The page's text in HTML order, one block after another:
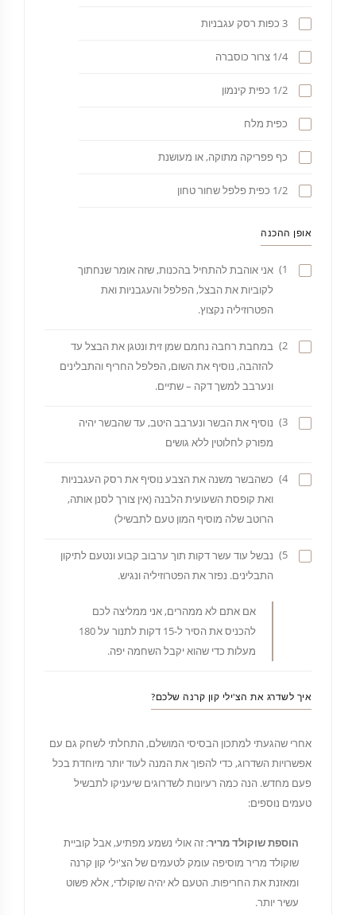
3 כפות רסק עגבניות
1/4 צרור כוסברה
1/2 כפית קינמון
כפית מלח
כף פפריקה מתוקה, או מעושנת
1/2 כפית פלפל שחור טחון
אופן ההכנה
1)
אני אוהבת להתחיל בהכנות, שזה אומר שנחתוך
לקוביות את הבצל, הפלפל והעגבניות ואת
הפטרוזיליה נקצוץ.
2)
במחבת רחבה נחמם שמן זית ונטגן את הבצל עד
להזהבה, נוסיף את השום, הפלפל החריף והתבלינים
ונערבב למשך דקה – שתיים.
3)
נוסיף את הבשר ונערבב היטב, עד שהבשר יהיה
מפורק לחלוטין ללא גושים
4)
כשהבשר משנה את הצבע נוסיף את רסק העגבניות
ואת קופסת השעועית הלבנה (אין צורך לסנן אותה,
הרוטב שלה מוסיף המון טעם לתבשיל)
5)
נבשל עוד עשר דקות תוך ערבוב קבוע ונטעם לתיקון
התבלינים. נפזר את הפטרוזיליה ונגיש.
אם אתם לא ממהרים, אני ממליצה לכם
להכניס את הסיר ל-15 דקות לתנור על 180
מעלות כדי שהוא יקבל השחמה יפה.
איך לשדרג את הצ'ילי קון קרנה שלכם?
אחרי שהגעתי למתכון הבסיסי המושלם, התחלתי לשחק גם עם
אפשרויות השדרוג, כדי להפוך את המנה לעוד יותר מיוחדת בכל
פעם מחדש. הנה כמה רעיונות לשדרוגים שיעניקו לתבשיל
טעמים נוספים:
הוספת שוקולד מריר: זה אולי נשמע מפתיע, אבל קוביית
שוקולד מריר מוסיפה עומק לטעמים של הצ'ילי קון קרנה
ומאזנת את החריפות. הטעם לא יהיה שוקולדי, אלא פשוט
עשיר יותר.